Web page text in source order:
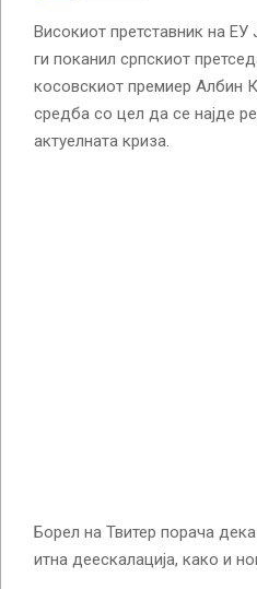
Високиот претставник на
ги поканил српскиот
косовскиот премиер Албин
средба со цел да се најде
актуелната криза.
Борел на Твитер порача
итна деескалација, како и